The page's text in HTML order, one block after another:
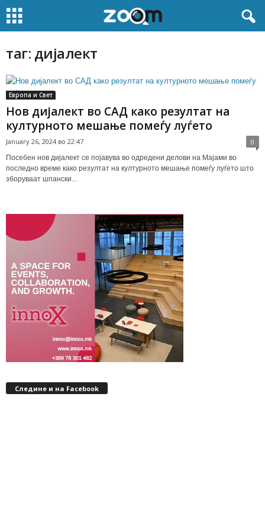
таг: дијалект
Европа и Свет
Нов дијалект во САД како резултат на
културното мешање помеѓу луѓето
January 26, 2024 во 22:47 0
Посебен нов дијалект се појавува во одредени делови на Мајами во
последно време како резултат на културното мешање помеѓу луѓето што
зборуваат шпански...
Следине и на Facebook